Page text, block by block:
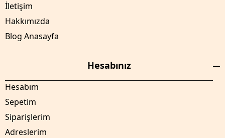
İletişim
Hakkımızda
Blog Anasayfa
Hesabınız
Hesabım
Sepetim
Siparişlerim
Adreslerim